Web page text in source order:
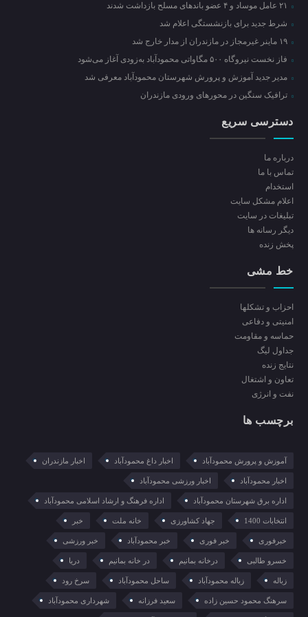
شرط جدید برای بازنشستگی اعلام شد
۱۹ ماینر غیرمجاز در مازندران از مدار خارج شد
فاز نخست نیروگاه ۵۰۰ مگاواتی محمودآباد به‌زودی آغاز می‌شود
مدیر جدید آموزش و پرورش شهرستان محمودآباد معرفی شد
ترافیک سنگین در محور‌های ورودی مازندران
دسترسی سریع
درباره ما
تماس با ما
استخدام
اعلام مشکل سایت
تبلیغات در سایت
ديگر رسانه ها
پخش زنده
خط مشی
احزاب و تشکلها
امنیتی و دفاعی
حماسه و مقاومت
جداول لیگ
نتایج زنده
تعاون و اشتغال
نفت و انرژی
برچسب ها
آموزش و پرورش محمودآباد اخبار داغ محمودآباد اخبار مازندران
اخبار محمودآباد اخبار ورزشی محمودآباد
اداره برق شهرستان محمودآباد اداره فرهنگ و ارشاد اسلامی محمودآباد
انتخابات 1400 جهاد کشاورزی خانه ملت خبر
خبرفوری خبر فوری خبر محمودآباد خبر ورزشی
خسرو طالبی درخانه بمانیم در خانه بمانیم دریا
زباله زباله محمودآباد ساحل محمودآباد سرخ رود
سرهنگ محمود حسین زاده سعید فرزانه شهرداری محمودآباد